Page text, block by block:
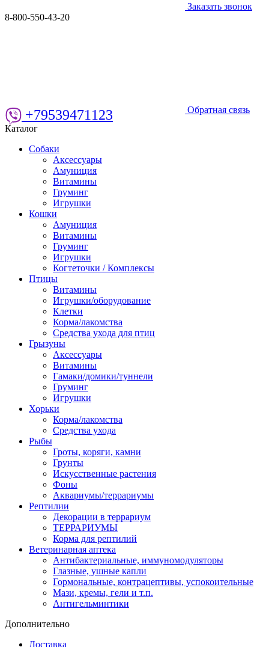
Заказать звонок
8-800-550-43-20
Обратная связь
+79539471123
Каталог
Собаки
Аксессуары
Амуниция
Витамины
Груминг
Игрушки
Кошки
Амуниция
Витамины
Груминг
Игрушки
Когтеточки / Комплексы
Птицы
Витамины
Игрушки/оборудование
Клетки
Корма/лакомства
Средства ухода для птиц
Грызуны
Аксессуары
Витамины
Гамаки/домики/туннели
Груминг
Игрушки
Хорьки
Корма/лакомства
Средства ухода
Рыбы
Гроты, коряги, камни
Грунты
Искусственные растения
Фоны
Аквариумы/террариумы
Рептилии
Декорации в террариум
ТЕРРАРИУМЫ
Корма для рептилий
Ветеринарная аптека
Антибактериальные, иммуномодуляторы
Глазные, ушные капли
Гормональные, контрацептивы, успокоительные
Мази, кремы, гели и т.п.
Антигельминтики
Дополнительно
Доставка